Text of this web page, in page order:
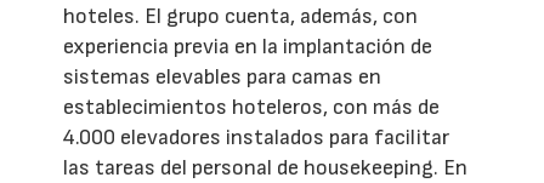
hoteles. El grupo cuenta, además, con
experiencia previa en la implantación de
sistemas elevables para camas en
establecimientos hoteleros, con más de
4.000 elevadores instalados para facilitar
las tareas del personal de housekeeping. En